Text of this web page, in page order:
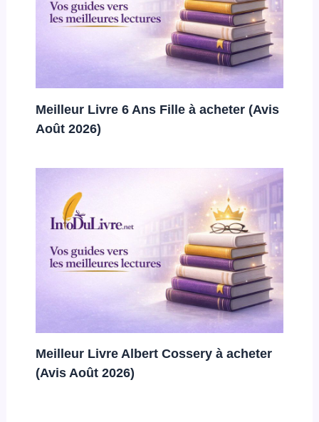
Meilleur Livre 6 Ans Fille à acheter (Avis
Août 2026)
Meilleur Livre Albert Cossery à acheter
(Avis Août 2026)